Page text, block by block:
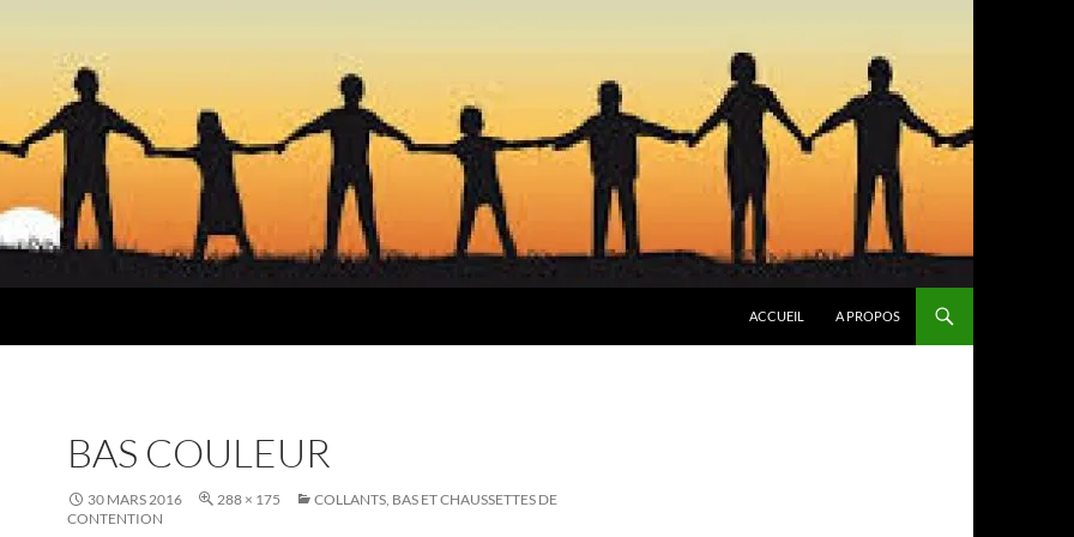
ACCUEIL A PROPOS
BAS COULEUR
30 MARS 2016 288 × 175
COLLANTS, BAS ET CHAUSSETTES DE
CONTENTION